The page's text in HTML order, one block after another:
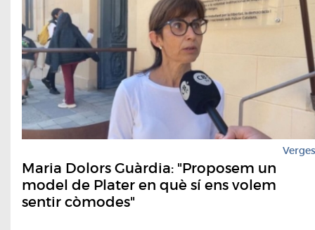
Verges
Maria Dolors Guàrdia: "Proposem un
model de Plater en què sí ens volem
sentir còmodes"